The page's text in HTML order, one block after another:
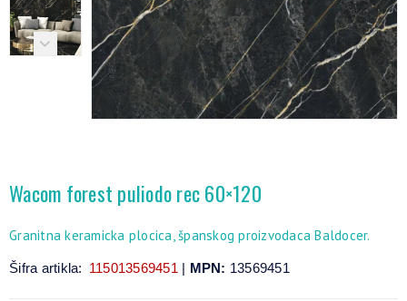
Wacom forest puliodo rec 60×120
Granitna keramicka plocica, španskog proizvodaca Baldocer.
Šifra artikla: 115013569451 | MPN: 13569451